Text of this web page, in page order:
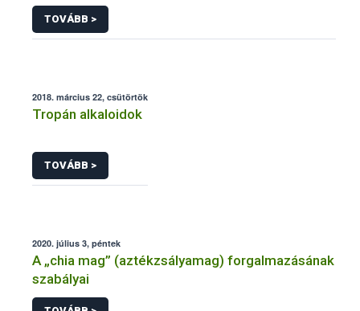
TOVÁBB >
2018. március 22, csütörtök
Tropán alkaloidok
TOVÁBB >
2020. július 3, péntek
A „chia mag” (aztékzsályamag) forgalmazásának
szabályai